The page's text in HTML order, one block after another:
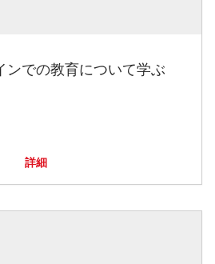
ンでの教育について学ぶ
詳細